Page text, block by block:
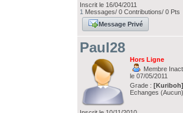
Inscrit le 16/04/2011
1 Messages/ 0 Contributions/ 0 Pts
Message Privé
Paul28
Hors Ligne
Membre
le 07/05/2011
Grade :
Echanges